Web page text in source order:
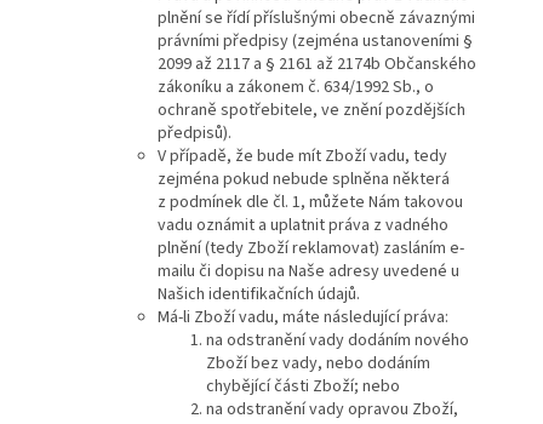
plnění se řídí příslušnými obecně závaznými
právními předpisy (zejména ustanoveními §
2099 až 2117 a § 2161 až 2174b Občanského
zákoníku a zákonem č. 634/1992 Sb., o
ochraně spotřebitele, ve znění pozdějších
předpisů).
V případě, že bude mít Zboží vadu, tedy
zejména pokud nebude splněna některá
z podmínek dle čl. 1, můžete Nám takovou
vadu oznámit a uplatnit práva z vadného
plnění (tedy Zboží reklamovat) zasláním e-
mailu či dopisu na Naše adresy uvedené u
Našich identifikačních údajů.
Má-li Zboží vadu, máte následující práva:
na odstranění vady dodáním nového
Zboží bez vady, nebo dodáním
chybějící části Zboží; nebo
na odstranění vady opravou Zboží,